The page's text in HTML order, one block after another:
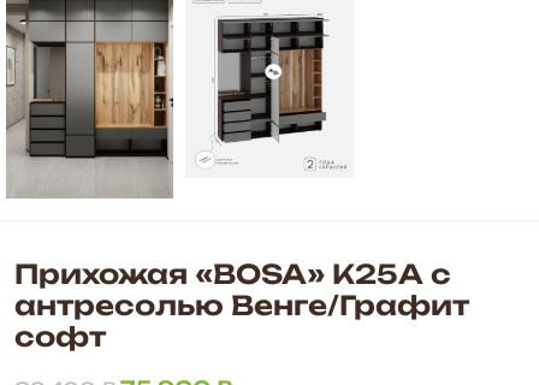
Прихожая «BOSA» К25А с
антресолью Венге/Графит
софт